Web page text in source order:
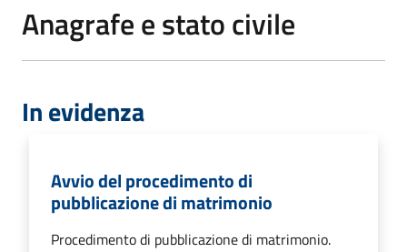
Anagrafe e stato civile
In evidenza
Avvio del procedimento di
pubblicazione di matrimonio
Procedimento di pubblicazione di matrimonio.